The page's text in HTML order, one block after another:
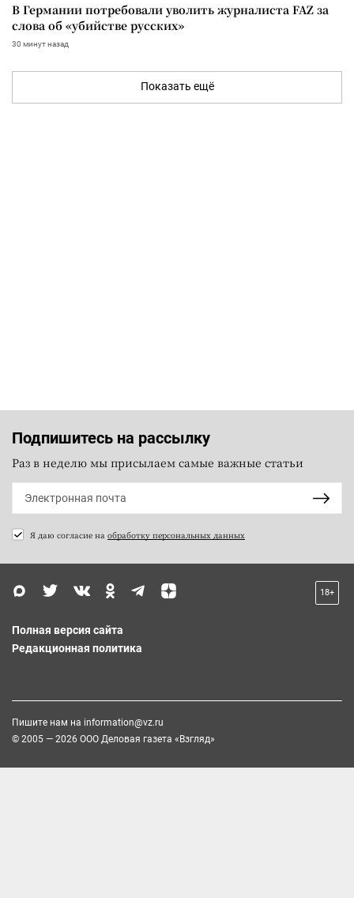
В Германии потребовали уволить журналиста FAZ за
слова об «убийстве русских»
30 минут назад
Показать ещё
Подпишитесь на рассылку
Раз в неделю мы присылаем самые важные статьи
Я даю согласие на обработку персональных данных
18+
Полная версия сайта
Редакционная политика
Пишите нам на information@vz.ru
© 2005 — 2026 ООО Деловая газета «Взгляд»